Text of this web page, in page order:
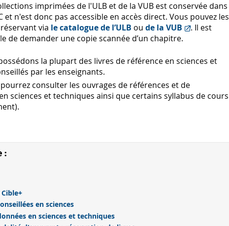
imprimées de l'ULB et de la VUB est conservée dans
et n'est donc pas accessible en accès direct. Vous pouvez les
via le catalogue de l’ULB oude la VUB
. Il est
de demander une copie scannée d’un chapitre.
possédons la plupart des livres de référence en sciences et
par les enseignants.
pourrez consulter les ouvrages de références et de
sciences et techniques ainsi que certains syllabus de cours
:
en sciences
en sciences et techniques